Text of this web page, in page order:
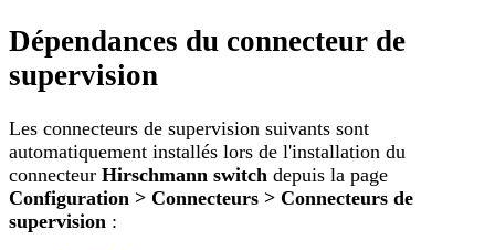
Dépendances du connecteur de
supervision
Les connecteurs de supervision suivants sont
automatiquement installés lors de l'installation du
connecteur Hirschmann switch depuis la page
Configuration > Connecteurs > Connecteurs de
supervision :